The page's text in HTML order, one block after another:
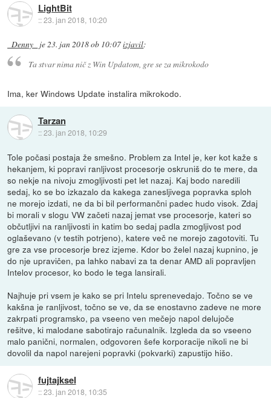
LightBit
::23. jan 2018, 10:20
_Denny_ je 23. jan 2018 ob 10:07izjavil:
Ta stvar nima nič z Win Updatom, gre se za mikrokodo
Ima, ker Windows Update instalira mikrokodo.
Tarzan
::23. jan 2018, 10:29
Tole počasi postaja že smešno. Problem za Intel je, ker kot kaže s
hekanjem, ki popravi ranljivost procesorje oskruniš do te mere, da
so nekje na nivoju zmogljivosti pet let nazaj. Kaj bodo naredili
sedaj, ko se bo izkazalo da kakega zanesljivega popravka sploh
ne morejo izdati, ne da bi bil performančni padec hudo visok. Zdaj
bi morali v slogu VW začeti nazaj jemat vse procesorje, kateri so
občutljivi na ranljivosti in katim bo sedaj padla zmogljivost pod
oglaševano (v testih potrjeno), katere več ne morejo zagotoviti. Tu
gre za vse procesorje brez izjeme. Kdor bo želel nazaj kupnino, je
do nje upravičen, pa lahko nabavi za ta denar AMD ali popravljen
Intelov procesor, ko bodo le tega lansirali.
Najhuje pri vsem je kako se pri Intelu sprenevedajo. Točno se ve
kakšna je ranljivost, točno se ve, da se enostavno zadeve ne more
zakrpati programsko, pa vseeno ven mečejo napol delujoče
rešitve, ki malodane sabotirajo računalnik. Izgleda da so vseeno
malo panični, normalen, odgovoren šefe korporacije nikoli ne bi
dovolil da napol narejeni popravki (pokvarki) zapustijo hišo.
fujtajksel
::23. jan 2018, 10:35